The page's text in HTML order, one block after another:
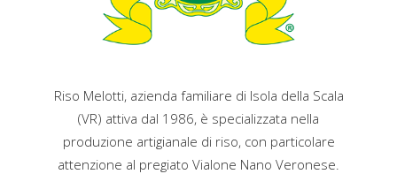
Riso Melotti, azienda familiare di Isola della Scala
(VR) attiva dal 1986, è specializzata nella
produzione artigianale di riso, con particolare
attenzione al pregiato Vialone Nano Veronese.